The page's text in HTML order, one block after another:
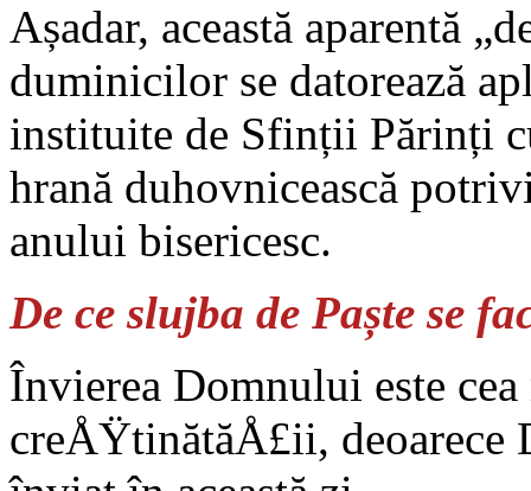
Așadar, această aparentă
duminicilor se datorează
instituite de Sfinții Părinți
hrană duhovnicească
anului bisericesc.
De ce slujba de Paște se
Învierea Domnului este
creÅŸtinătăÅ£ii, deoarece